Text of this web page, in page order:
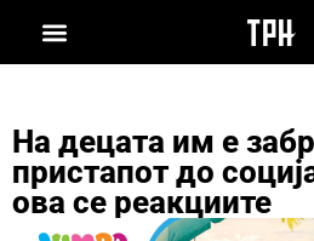
На децата им е
пристапот до
ова се реакциите